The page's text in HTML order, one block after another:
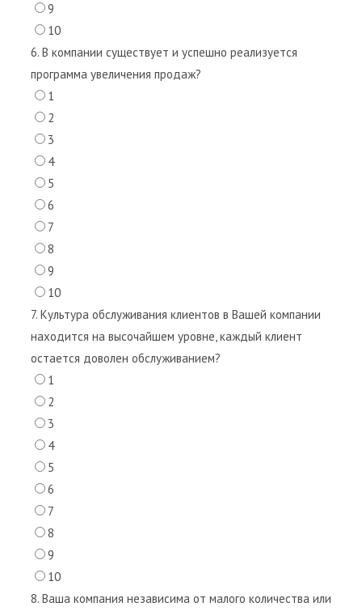
9
10
6. В компании существует и успешно реализуется
программа увеличения продаж?
1
2
3
4
5
6
7
8
9
10
7. Культура обслуживания клиентов в Вашей компании
находится на высочайшем уровне, каждый клиент
остается доволен обслуживанием?
1
2
3
4
5
6
7
8
9
10
8. Ваша компания независима от малого количества или